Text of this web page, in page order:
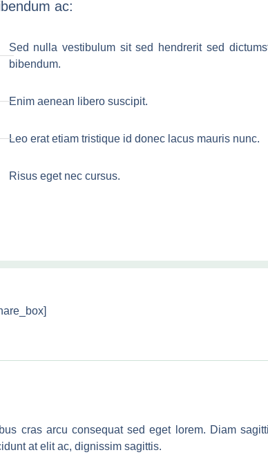
ac:
Sed nulla vestibulum sit sed hendrerit sed
bibendum.
Enim aenean libero suscipit.
Leo erat etiam tristique id donec lacus mauris nunc.
Risus eget nec cursus.
cras arcu consequat sed eget lorem. Diam
at elit ac, dignissim sagittis.